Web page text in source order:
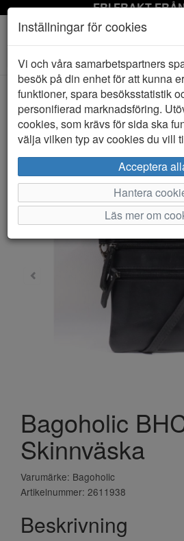
FRI FRAKT
Toggle
navigation
HEM BAGOHOLIC
Bagoholic
Skinnväska
Varumärke: Bagoholic
Artikelnummer: 2611938
Beskrivning
Inställningar för cookies
Vi och våra samarbetspartners
besök på din enhet för att kunna
funktioner, spara besöksstatistik
personifierad marknadsföring.
cookies, som krävs för sida ska
välja vilken typ av cookies du vill
Acceptera
Hantera
Läs mer om